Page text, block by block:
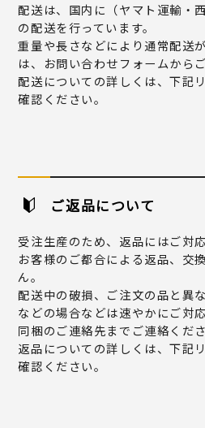
配送は、国内に（ヤマト運輸・
の配送を行っています。
重量や長さなどにより通常配送
は、お問い合わせフォームから
配送についての詳しくは、下記
確認ください。
ご返品について
受注生産のため、返品にはご対
お客様のご都合による返品、交
ん。
配送中の破損、ご注文の品と異
などの場合などは速やかにご対
同梱のご連絡先までご連絡くださ
返品についての詳しくは、下記
確認ください。